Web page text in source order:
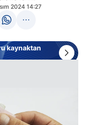
2024 14:27
kaynaktan